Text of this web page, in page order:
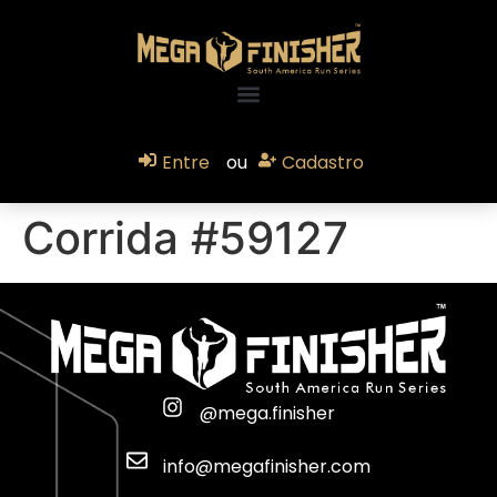
Entre ou Cadastro
Corrida #59127
@mega.finisher
info@megafinisher.com